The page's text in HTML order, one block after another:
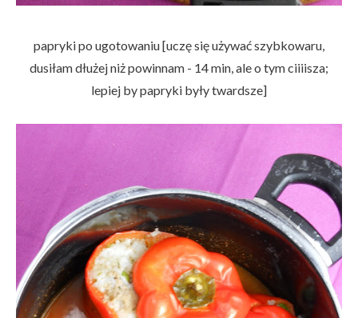
papryki po ugotowaniu [uczę się używać szybkowaru,
dusiłam dłużej niż powinnam - 14 min, ale o tym ciiiisza;
lepiej by papryki były twardsze]